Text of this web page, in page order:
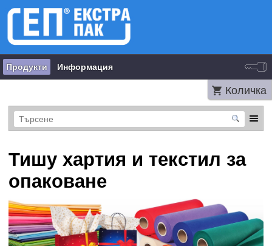
Продукти Информация
Количка
Тишу хартия и текстил за
опаковане